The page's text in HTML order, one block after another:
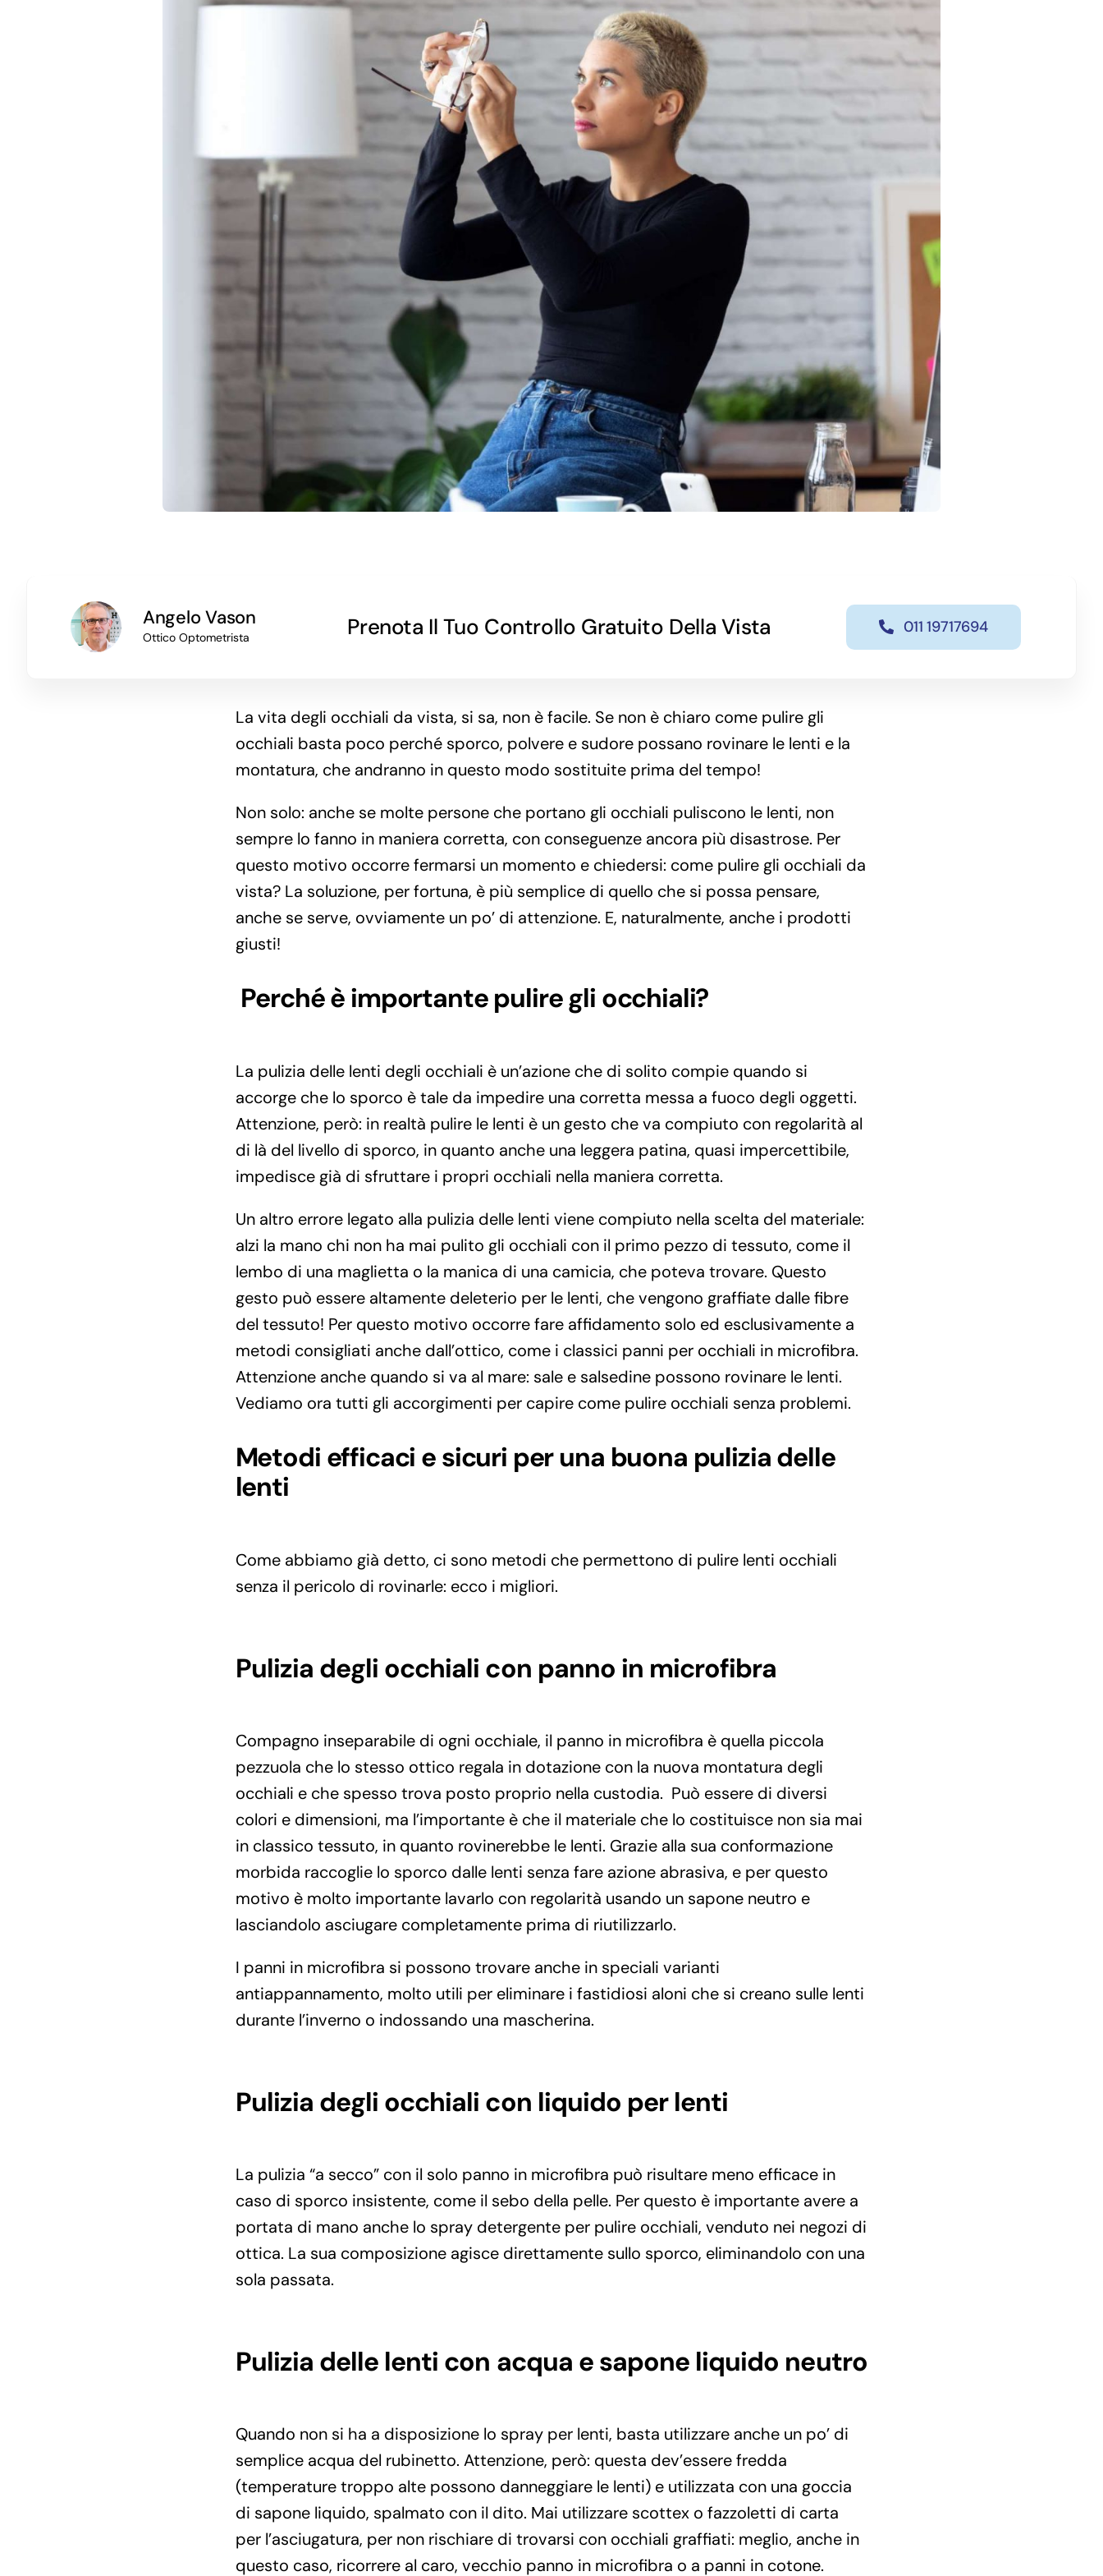
Angelo Vason
Ottico Optometrista Prenota Il Tuo Controllo Gratuito Della Vista 011 19717694
La vita degli occhiali da vista, si sa, non è facile. Se non è chiaro come pulire gli
occhiali basta poco perché sporco, polvere e sudore possano rovinare le lenti e la
montatura, che andranno in questo modo sostituite prima del tempo!
Non solo: anche se molte persone che portano gli occhiali puliscono le lenti, non
sempre lo fanno in maniera corretta, con conseguenze ancora più disastrose. Per
questo motivo occorre fermarsi un momento e chiedersi: come pulire gli occhiali da
vista? La soluzione, per fortuna, è più semplice di quello che si possa pensare,
anche se serve, ovviamente un po’ di attenzione. E, naturalmente, anche i prodotti
giusti!
Perché è importante pulire gli occhiali?
La pulizia delle lenti degli occhiali è un’azione che di solito compie quando si
accorge che lo sporco è tale da impedire una corretta messa a fuoco degli oggetti.
Attenzione, però: in realtà pulire le lenti è un gesto che va compiuto con regolarità al
di là del livello di sporco, in quanto anche una leggera patina, quasi impercettibile,
impedisce già di sfruttare i propri occhiali nella maniera corretta.
Un altro errore legato alla pulizia delle lenti viene compiuto nella scelta del materiale:
alzi la mano chi non ha mai pulito gli occhiali con il primo pezzo di tessuto, come il
lembo di una maglietta o la manica di una camicia, che poteva trovare. Questo
gesto può essere altamente deleterio per le lenti, che vengono graffiate dalle fibre
del tessuto! Per questo motivo occorre fare affidamento solo ed esclusivamente a
metodi consigliati anche dall’ottico, come i classici panni per occhiali in microfibra.
Attenzione anche quando si va al mare: sale e salsedine possono rovinare le lenti.
Vediamo ora tutti gli accorgimenti per capire come pulire occhiali senza problemi.
Metodi efficaci e sicuri per una buona pulizia delle
lenti
Come abbiamo già detto, ci sono metodi che permettono di pulire lenti occhiali
senza il pericolo di rovinarle: ecco i migliori.
Pulizia degli occhiali con panno in microfibra
Compagno inseparabile di ogni occhiale, il panno in microfibra è quella piccola
pezzuola che lo stesso ottico regala in dotazione con la nuova montatura degli
occhiali e che spesso trova posto proprio nella custodia. Può essere di diversi
colori e dimensioni, ma l’importante è che il materiale che lo costituisce non sia mai
in classico tessuto, in quanto rovinerebbe le lenti. Grazie alla sua conformazione
morbida raccoglie lo sporco dalle lenti senza fare azione abrasiva, e per questo
motivo è molto importante lavarlo con regolarità usando un sapone neutro e
lasciandolo asciugare completamente prima di riutilizzarlo.
I panni in microfibra si possono trovare anche in speciali varianti
antiappannamento, molto utili per eliminare i fastidiosi aloni che si creano sulle lenti
durante l’inverno o indossando una mascherina.
Pulizia degli occhiali con liquido per lenti
La pulizia “a secco” con il solo panno in microfibra può risultare meno efficace in
caso di sporco insistente, come il sebo della pelle. Per questo è importante avere a
portata di mano anche lo spray detergente per pulire occhiali, venduto nei negozi di
ottica. La sua composizione agisce direttamente sullo sporco, eliminandolo con una
sola passata.
Pulizia delle lenti con acqua e sapone liquido neutro
Quando non si ha a disposizione lo spray per lenti, basta utilizzare anche un po’ di
semplice acqua del rubinetto. Attenzione, però: questa dev’essere fredda
(temperature troppo alte possono danneggiare le lenti) e utilizzata con una goccia
di sapone liquido, spalmato con il dito. Mai utilizzare scottex o fazzoletti di carta
per l’asciugatura, per non rischiare di trovarsi con occhiali graffiati: meglio, anche in
questo caso, ricorrere al caro, vecchio panno in microfibra o a panni in cotone.